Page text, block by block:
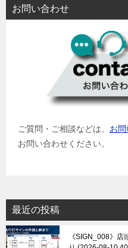
お問い合わせ
ご質問・ご相談などは、 お
お問い合わせください。
最近の投稿
《SIGN_008》